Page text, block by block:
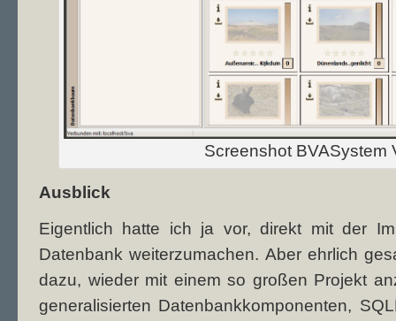
Screenshot BVASystem
Ausblick
Eigentlich hatte ich ja vor, direkt mit der
Datenbank weiterzumachen. Aber ehrlich
dazu, wieder mit einem so großen Projekt
generalisierten Datenbankkomponenten,